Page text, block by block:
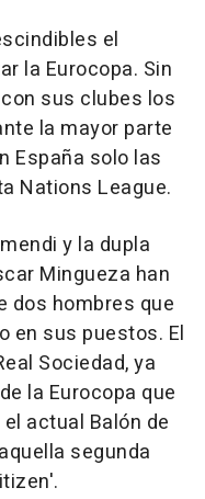
el
la Eurocopa. Sin
sus clubes los
la mayor parte
España solo las
Nations League.
y la dupla
Mingueza han
dos hombres que
en sus puestos. El
Sociedad, ya
la Eurocopa que
actual Balón de
segunda